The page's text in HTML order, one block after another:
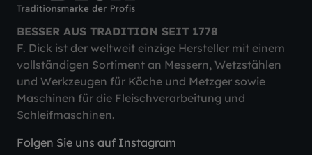
BESSER AUS TRADITION SEIT 1778
F. Dick ist der weltweit einzige Hersteller mit einem
vollständigen Sortiment an Messern, Wetzstählen
und Werkzeugen für Köche und Metzger sowie
Maschinen für die Fleischverarbeitung und
Schleifmaschinen.
Folgen Sie uns auf Instagram